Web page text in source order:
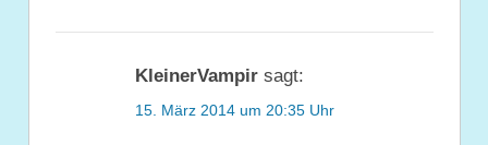
KleinerVampir sagt:
15. März 2014 um 20:35 Uhr